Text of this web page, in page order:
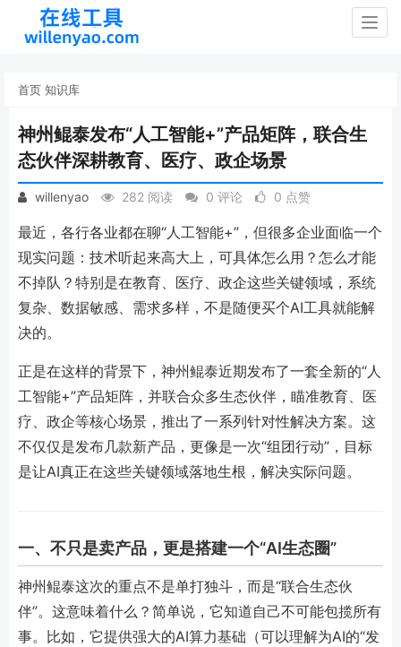
首页 知识库
神州鲲泰发布“人工智能+”产品矩阵，联合生
态伙伴深耕教育、医疗、政企场景
willenyao 282 阅读 0 评论 0 点赞
最近，各行各业都在聊“人工智能+”，但很多企业面临一个
现实问题：技术听起来高大上，可具体怎么用？怎么才能
不掉队？特别是在教育、医疗、政企这些关键领域，系统
复杂、数据敏感、需求多样，不是随便买个AI工具就能解
决的。
正是在这样的背景下，神州鲲泰近期发布了一套全新的“人
工智能+”产品矩阵，并联合众多生态伙伴，瞄准教育、医
疗、政企等核心场景，推出了一系列针对性解决方案。这
不仅仅是发布几款新产品，更像是一次“组团行动”，目标
是让AI真正在这些关键领域落地生根，解决实际问题。
一、不只是卖产品，更是搭建一个“AI生态圈”
神州鲲泰这次的重点不是单打独斗，而是“联合生态伙
伴”。这意味着什么？简单说，它知道自己不可能包揽所有
事。比如，它提供强大的AI算力基础（可以理解为AI的“发